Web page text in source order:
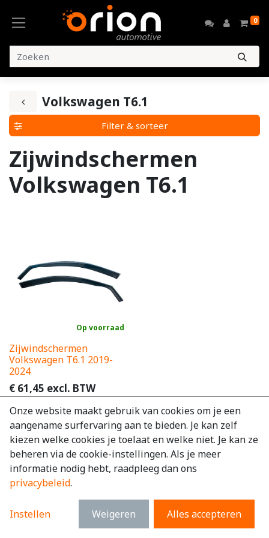
0
Volkswagen T6.1
Filter & sorteer
Zijwindschermen
Volkswagen T6.1
Op voorraad
Zijwindschermen
Volkswagen T6.1 2019-
2024
€ 61,45 excl. BTW
Onze website maakt gebruik van cookies om je een
aangename surfervaring aan te bieden. Je kan zelf
kiezen welke cookies je toelaat en welke niet. Je kan ze
beheren via de cookie-instellingen. Als je meer
informatie nodig hebt, raadpleeg dan ons
privacybeleid.
Instellen Weigeren Alles accepteren